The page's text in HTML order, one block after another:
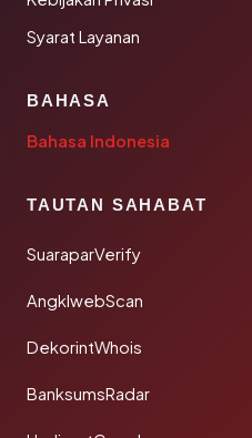
Syarat Layanan
BAHASA
Bahasa Indonesia
TAUTAN SAHABAT
SuaraparVerify
AngklwebScan
DekorintWhois
BanksumsRadar